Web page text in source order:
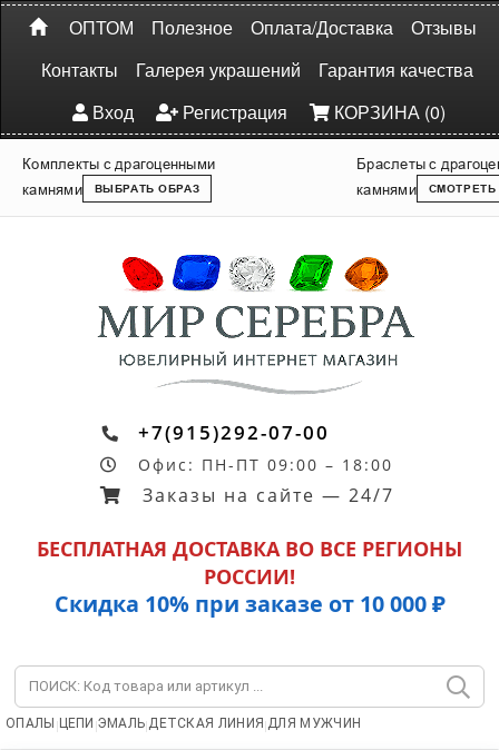
ОПТОМ Полезное Оплата/Доставка
Отзывы
Контакты
Галерея украшений
Гарантия качества
Вход
Регистрация КОРЗИНА (0)
Комплекты с драгоценными
камнями
ВЫБРАТЬ ОБРАЗ
Браслеты с
камнями
СМОТРЕТЬ
+7(915)292-07-00
Офис: ПН-ПТ 09:00 – 18:00
Заказы на сайте — 24/7
БЕСПЛАТНАЯ ДОСТАВКА ВО ВСЕ РЕГИОНЫ
РОССИИ!
Скидка 10% при заказе от 10 000 ₽
ОПАЛЫ | ЦЕПИ |ЭМАЛЬ|ДЕТСКАЯ ЛИНИЯ |ДЛЯ МУЖЧИН